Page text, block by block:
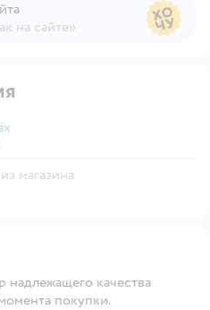
на сайте»
магазина
надлежащего качества
покупки.